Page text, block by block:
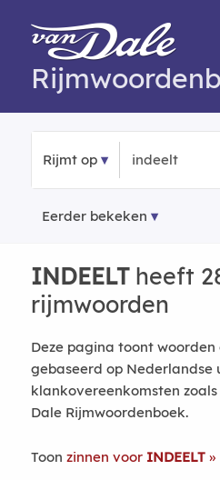
Rijmt op
Eerder bekeken
INDEELTheeft
rijmwoorden
Deze pagina toont
gebaseerd op Nederlandse
klankovereenkomsten
Dale Rijmwoordenboek.
Toon zinnen voor INDEELT